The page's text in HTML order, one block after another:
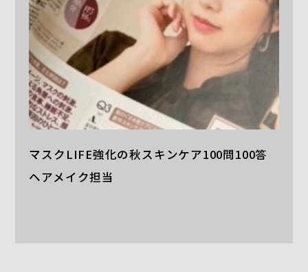
マスクLIFE強化の秋スキンケア100問100答
ヘアメイク担当